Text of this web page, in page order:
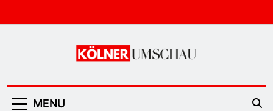
to
Kölner Umschau
MENU